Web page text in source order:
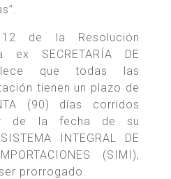
de la Resolución
SECRETARÍA DE
que todas las
tienen un plazo de
(90) días corridos
de la fecha de su
INTEGRAL DE
(SIMI),
prorrogado.